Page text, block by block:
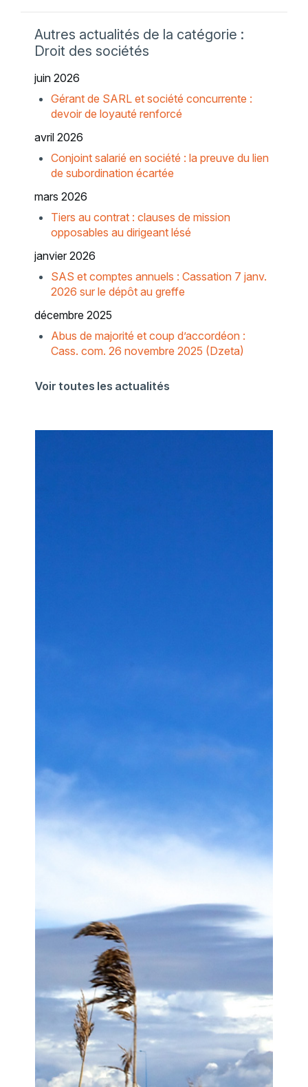
Autres actualités de la catégorie :
Droit des sociétés
juin 2026
Gérant de SARL et société concurrente :
devoir de loyauté renforcé
avril 2026
Conjoint salarié en société : la preuve du lien
de subordination écartée
mars 2026
Tiers au contrat : clauses de mission
opposables au dirigeant lésé
janvier 2026
SAS et comptes annuels : Cassation 7 janv.
2026 sur le dépôt au greffe
décembre 2025
Abus de majorité et coup d’accordéon :
Cass. com. 26 novembre 2025 (Dzeta)
Voir toutes les actualités